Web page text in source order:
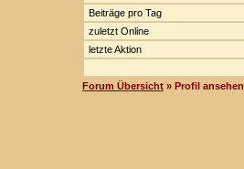
Beiträge pro Tag
zuletzt Online
letzte Aktion
Forum Übersicht » Profil ansehen